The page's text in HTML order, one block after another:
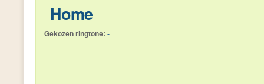
Home
Gekozen ringtone: -